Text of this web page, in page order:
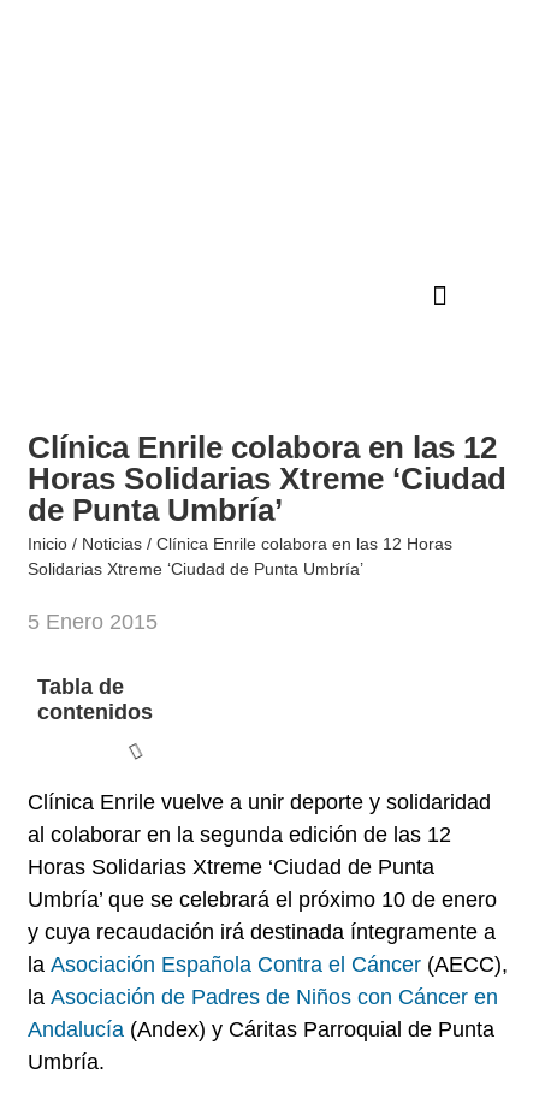
Clínica Enrile colabora en las 12
Horas Solidarias Xtreme ‘Ciudad
de Punta Umbría’
Inicio / Noticias /Clínica Enrile colabora en las 12 Horas
Solidarias Xtreme ‘Ciudad de Punta Umbría’
5 Enero 2015
Tabla de
contenidos
Clínica Enrile vuelve a unir deporte y solidaridad
al colaborar en la segunda edición de las 12
Horas Solidarias Xtreme ‘Ciudad de Punta
Umbría’ que se celebrará el próximo 10 de enero
y cuya recaudación irá destinada íntegramente a
laAsociación Española Contra el Cáncer (AECC),
laAsociación de Padres de Niños con Cáncer en
Andalucía (Andex) y Cáritas Parroquial de Punta
Umbría.